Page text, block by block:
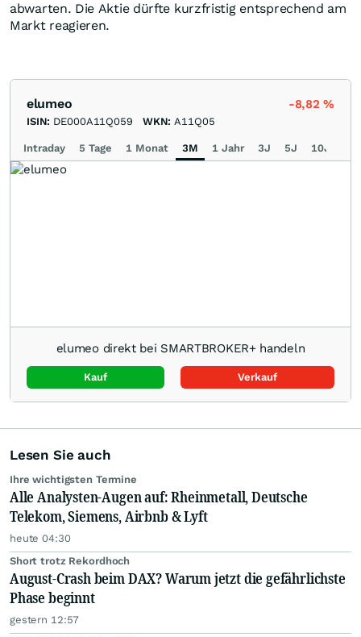
abwarten. Die Aktie dürfte kurzfristig entsprechend am
Markt reagieren.
elumeo -8,82%
ISIN: DE000A11Q059 WKN: A11Q05
Intraday 5 Tage 1 Monat 3M 1 Jahr 3J 5J 10J
elumeo direkt bei SMARTBROKER+ handeln
Kauf Verkauf
Lesen Sie auch
Ihre wichtigsten Termine
Alle Analysten-Augen auf: Rheinmetall, Deutsche
Telekom, Siemens, Airbnb & Lyft
heute 04:30
Short trotz Rekordhoch
August-Crash beim DAX? Warum jetzt die gefährlichste
Phase beginnt
gestern 12:57